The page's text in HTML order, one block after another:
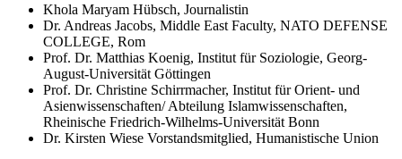
Khola Maryam Hübsch, Journalistin
Dr. Andreas Jacobs, Middle East Faculty, NATO DEFENSE
COLLEGE, Rom
Prof. Dr. Matthias Koenig, Institut für Soziologie, Georg-
August-Universität Göttingen
Prof. Dr. Christine Schirrmacher, Institut für Orient- und
Asienwissenschaften/ Abteilung Islamwissenschaften,
Rheinische Friedrich-Wilhelms-Universität Bonn
Dr. Kirsten Wiese Vorstandsmitglied, Humanistische Union